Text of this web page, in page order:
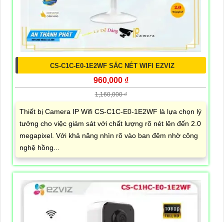
CS-C1C-E0-1E2WF SẮC NÉT WIFI EZVIZ
960,000 ₫
1,160,000 ₫
Thiết bị Camera IP Wifi CS-C1C-E0-1E2WF là lựa chọn lý
tưởng cho việc giám sát với chất lượng rõ nét lên đến 2.0
megapixel. Với khả năng nhìn rõ vào ban đêm nhờ công
nghệ hồng...